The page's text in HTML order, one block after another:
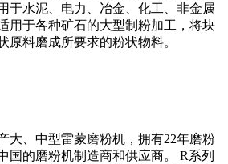
于水泥、电力、冶金、化工、非金属
用于各种矿石的大型制粉加工，将块
原料磨成所要求的粉状物料。
大、中型雷蒙磨粉机，拥有22年磨粉
国的磨粉机制造商和供应商。 R系列